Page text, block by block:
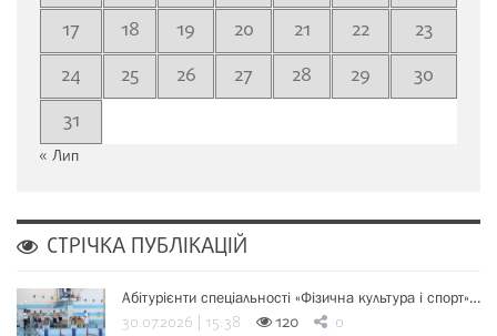
17
18 19 20 21 22
23
24
25 26 27 28 29
30
31
« Лип
СТРІЧКА ПУБЛІКАЦІЙ
Абітурієнти спеціальності «Фізична культура і спорт»…
30.07.2026 | 15:38 120 0